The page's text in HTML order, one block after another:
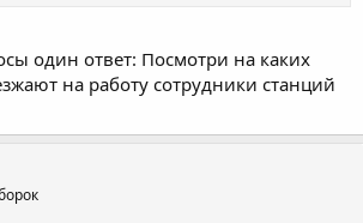
один ответ: Посмотри на каких
на работу сотрудники станций